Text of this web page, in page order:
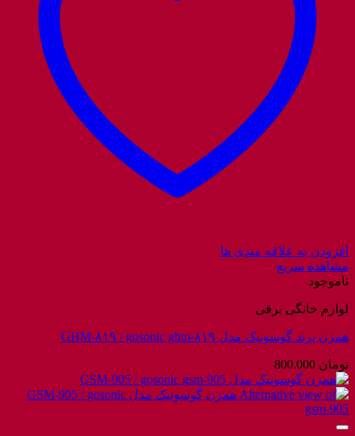
افزودن به علاقه مندی ها
مشاهده سریع
ناموجود
لوازم خانگی برقی
همزن برند گوسونیک مدل GHM-۸۱۹ / gosonic ghm-۸۱۹
تومان